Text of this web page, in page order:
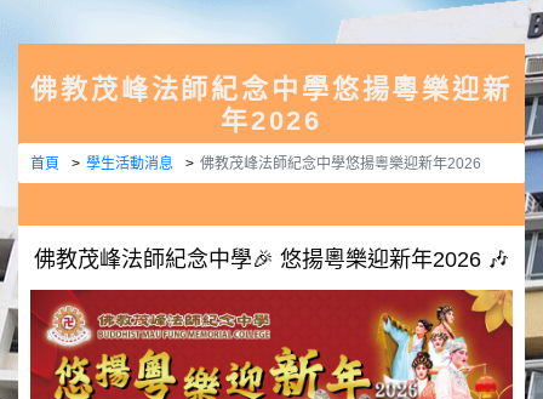
佛教茂峰法師紀念中學悠揚粵樂迎新
年2026
首頁 學生活動消息 佛教茂峰法師紀念中學悠揚粵樂迎新年2026
佛教茂峰法師紀念中學🎉 悠揚粵樂迎新年2026 🎶